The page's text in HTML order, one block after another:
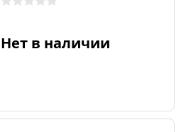
Нет в наличии